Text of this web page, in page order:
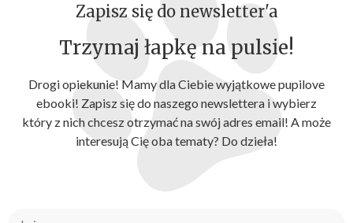
Zapisz się do newsletter'a
Trzymaj łapkę na pulsie!
Drogi opiekunie! Mamy dla Ciebie wyjątkowe pupilove
ebooki! Zapisz się do naszego newslettera i wybierz
który z nich chcesz otrzymać na swój adres email! A może
interesują Cię oba tematy? Do dzieła!